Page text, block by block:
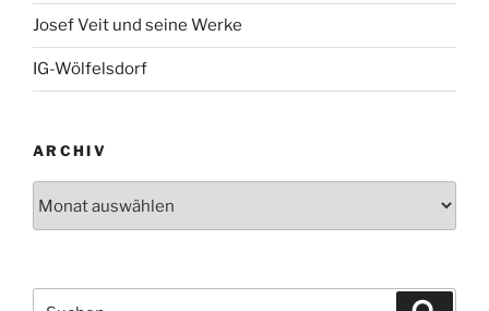
Josef Veit und seine Werke
IG-Wölfelsdorf
ARCHIV